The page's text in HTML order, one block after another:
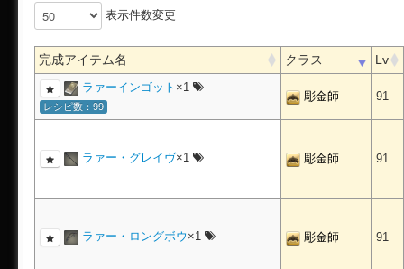
表示件数変更
完成アイテム名 クラス Lv
ラァーインゴット ×1
レシピ数：99
彫金師 91
ラァー・グレイヴ×1 彫金師 91
ラァー・ロングボウ ×1 彫金師 91